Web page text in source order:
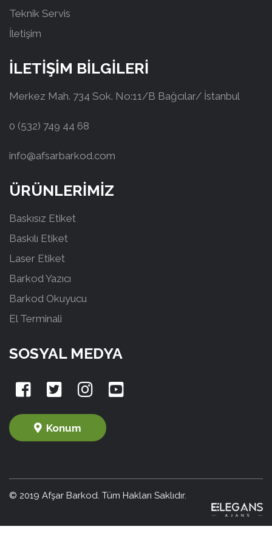
Teknik Servis
İletişim
İLETİŞİM BİLGİLERİ
Merkez Mah. 734 Sok. No:11/B Bağcılar/ İstanbul
0 (532) 749 44 68
info@afsarbarkod.com
ÜRÜNLERİMİZ
Baskısız Etiket
Baskılı Etiket
Laser Etiket
Barkod Yazıcı
Barkod Okuyucu
El Terminali
SOSYAL MEDYA
Konum
© 2019 Afşar Barkod. Tüm Hakları Saklıdır.